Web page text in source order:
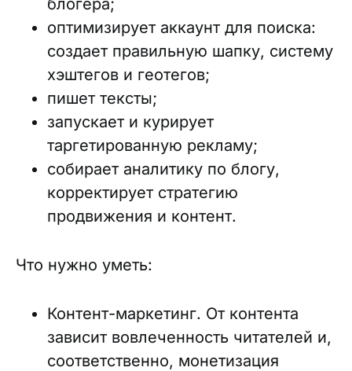
блогера;
оптимизирует аккаунт для поиска:
создает правильную шапку, систему
хэштегов и геотегов;
пишет тексты;
запускает и курирует
таргетированную рекламу;
собирает аналитику по блогу,
корректирует стратегию
продвижения и контент.
Что нужно уметь:
Контент-маркетинг. От контента
зависит вовлеченность читателей и,
соответственно, монетизация